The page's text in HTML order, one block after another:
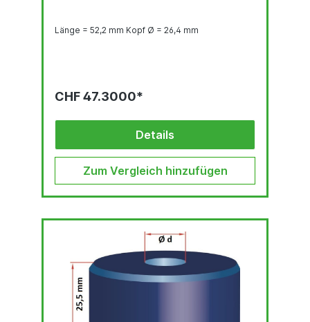
Länge = 52,2 mm Kopf Ø = 26,4 mm
CHF 47.3000*
Details
Zum Vergleich hinzufügen